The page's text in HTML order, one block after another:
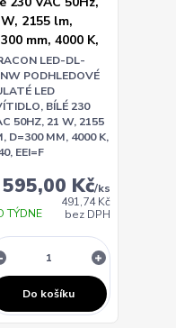
LED-DL-
PODHLEDOVÉ
LED
BÍLÉ 230
50HZ, 21 W, 2155
D=300 MM, 4000 K,
EEI=F
595,00 Kč/ks
491,74 Kč
bez DPH
TÝDNE
Do košíku